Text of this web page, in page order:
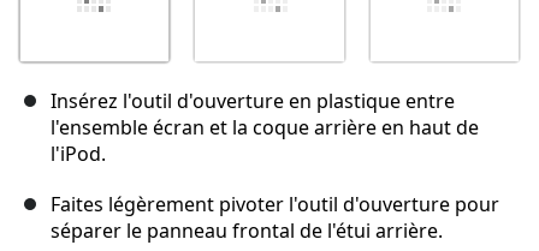
Insérez l'outil d'ouverture en plastique entre
l'ensemble écran et la coque arrière en haut de
l'iPod.
Faites légèrement pivoter l'outil d'ouverture pour
séparer le panneau frontal de l'étui arrière.